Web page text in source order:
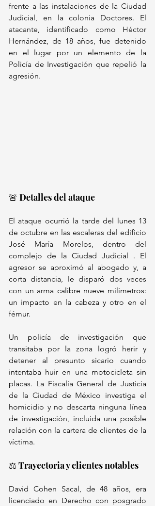
frente a las instalaciones de la Ciudad
Judicial, en la colonia Doctores. El
atacante, identificado como Héctor
Hernández, de 18 años, fue detenido
en el lugar por un elemento de la
Policía de Investigación que repelió la
agresión.
🚨 Detalles del ataque
El ataque ocurrió la tarde del lunes 13
de octubre en las escaleras del edificio
José María Morelos, dentro del
complejo de la Ciudad Judicial . El
agresor se aproximó al abogado y, a
corta distancia, le disparó dos veces
con un arma calibre nueve milímetros:
un impacto en la cabeza y otro en el
fémur.
Un policía de investigación que
transitaba por la zona logró herir y
detener al presunto sicario cuando
intentaba huir en una motocicleta sin
placas. La Fiscalía General de Justicia
de la Ciudad de México investiga el
homicidio y no descarta ninguna línea
de investigación, incluida una posible
relación con la cartera de clientes de la
víctima.
⚖️ Trayectoria y clientes notables
David Cohen Sacal, de 48 años, era
licenciado en Derecho con posgrado